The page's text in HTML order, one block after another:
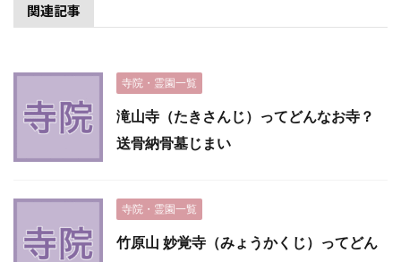
関連記事
寺院・霊園一覧
滝山寺（たきさんじ）ってどんなお寺？
送骨納骨墓じまい
寺院・霊園一覧
竹原山 妙覚寺（みょうかくじ）ってどん